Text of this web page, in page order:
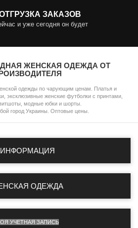
ЗАКАЗОВ
и уже сегодня он будет
ЖЕНСКАЯ ОДЕЖДА ОТ
одежды по чарующим ценам. Платья и
эксклюзивные женские футболки с принтами,
модные юбки и шорты.
город Украины. Оптовые цены.
ИНФОРМАЦИЯ
ОДЕЖДА
УЧЕТНАЯ ЗАПИСЬ